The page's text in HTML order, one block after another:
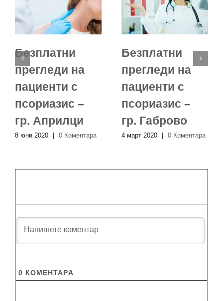
Безплатни
прегледи на
пациенти с
псориазис –
гр. Априлци
8 юни 2020 | 0 Коментара
Безплатни
прегледи на
пациенти с
псориазис –
гр. Габрово
4 март 2020 0 Коментара
0 КОМЕНТАРA